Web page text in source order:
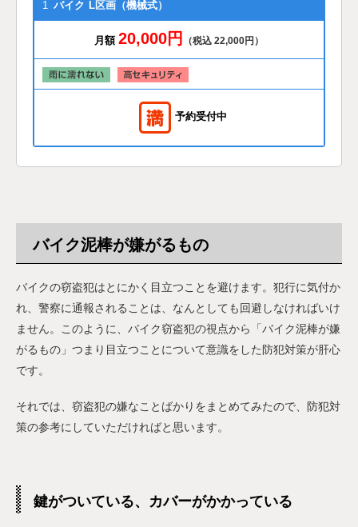
1 バイク L区画（機械式）
月額 20,000円 （税込 22,000円）
予約受付中
バイク泥棒が嫌がるもの
バイクの窃盗犯はとにかく目立つことを避けます。犯行に気付か
れ、警察に通報されることは、なんとしても回避しなければいけ
ません。このように、バイク窃盗犯の視点から「バイク泥棒が嫌
がるもの」つまり目立つことについて意識をした防犯対策が肝心
です。
それでは、窃盗犯の嫌なことばかりをまとめてみたので、防犯対
策の参考にしていただければと思います。
鍵がついている、カバーがかかっている